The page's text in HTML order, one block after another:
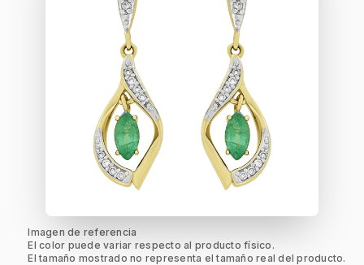
Imagen de referencia
El color puede variar respecto al producto físico.
El tamaño mostrado no representa el tamaño real del producto.